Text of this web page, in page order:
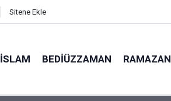
Sitene Ekle
İSLAM BEDIÜZZAMAN RAMAZAN